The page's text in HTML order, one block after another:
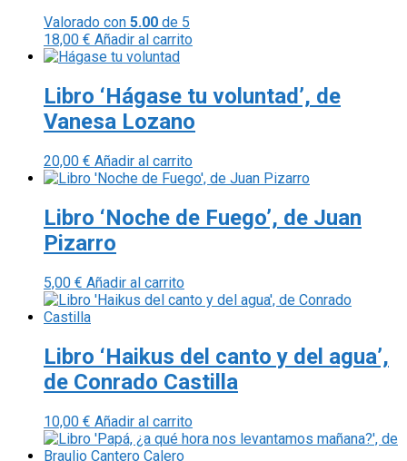
Valorado con 5.00 de 5
18,00 € Añadir al carrito
Libro ‘Hágase tu voluntad’, de
Vanesa Lozano
20,00 € Añadir al carrito
Libro ‘Noche de Fuego’, de Juan
Pizarro
5,00 € Añadir al carrito
Libro ‘Haikus del canto y del agua’,
de Conrado Castilla
10,00 € Añadir al carrito